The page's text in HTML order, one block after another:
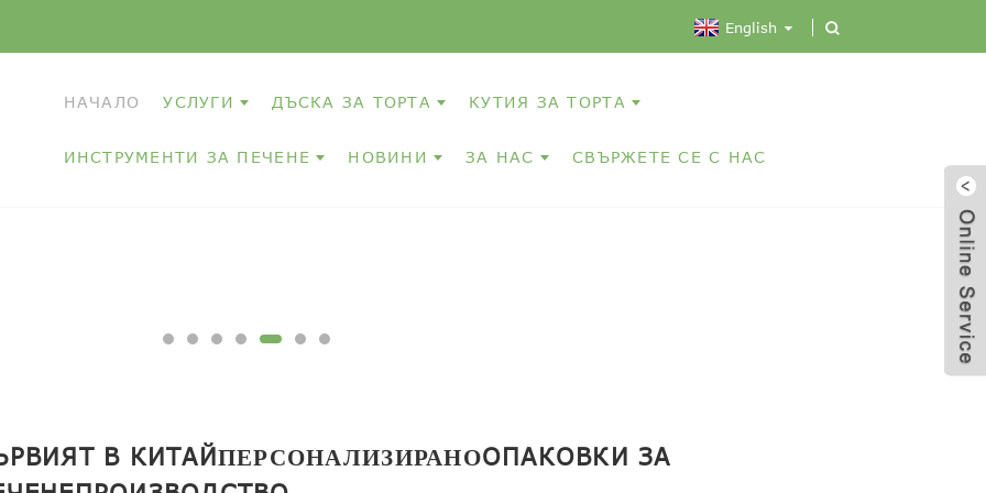
English
НАЧАЛО УСЛУГИ ДЪСКА ЗА ТОРТА КУТИЯ ЗА ТОРТА
ИНСТРУМЕНТИ ЗА ПЕЧЕНЕ НОВИНИ ЗА НАС СВЪРЖЕТЕ СЕ С НАС
В КИТАЙПЕРСОНАЛИЗИРАНООПАКОВКИ ЗА